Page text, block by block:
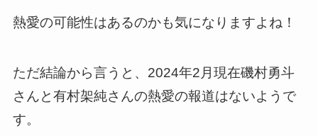
熱愛の可能性はあるのかも気になりますよね！
ただ結論から言うと、2024年2月現在磯村勇斗
さんと有村架純さんの熱愛の報道はないようで
す。